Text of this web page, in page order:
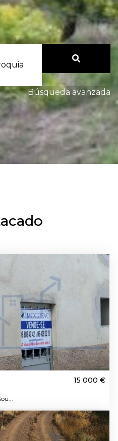
Búsqueda avanzada
15 000 €